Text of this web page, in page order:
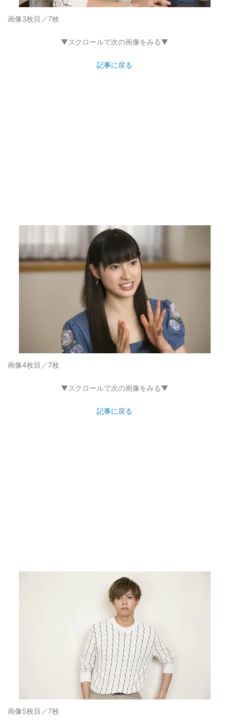
画像3枚目／7枚
▼スクロールで次の画像をみる▼
記事に戻る
画像4枚目／7枚
▼スクロールで次の画像をみる▼
記事に戻る
画像5枚目／7枚